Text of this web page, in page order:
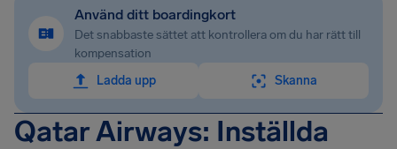
Använd ditt boardingkort
Det snabbaste sättet att kontrollera om du har rätt till
kompensation
Ladda upp
Skanna
Qatar Airways: Inställda